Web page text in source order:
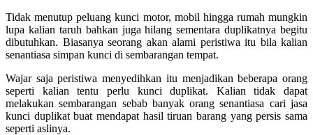
Tidak menutup peluang kunci motor, mobil hingga rumah mungkin
lupa kalian taruh bahkan juga hilang sementara duplikatnya begitu
dibutuhkan. Biasanya seorang akan alami peristiwa itu bila kalian
senantiasa simpan kunci di sembarangan tempat.
Wajar saja peristiwa menyedihkan itu menjadikan beberapa orang
seperti kalian tentu perlu kunci duplikat. Kalian tidak dapat
melakukan sembarangan sebab banyak orang senantiasa cari jasa
kunci duplikat buat mendapat hasil tiruan barang yang persis sama
seperti aslinya.